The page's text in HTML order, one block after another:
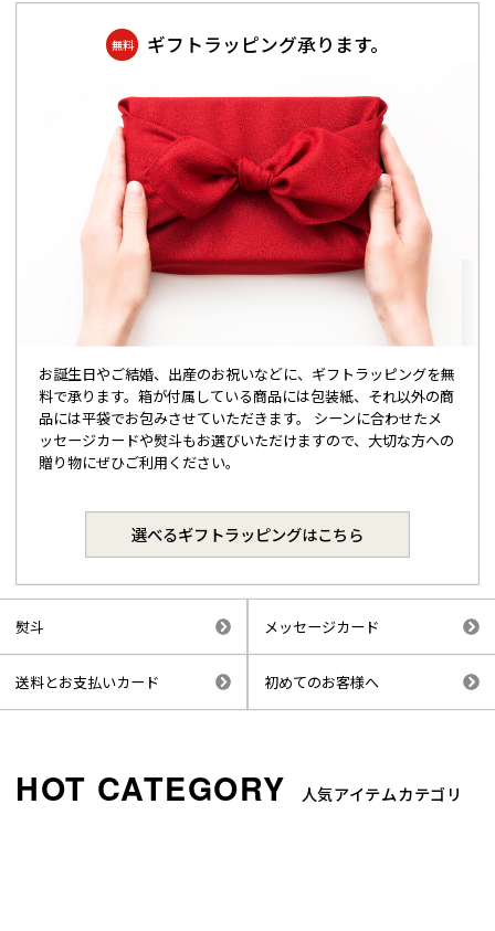
無料 ギフトラッピング承ります。
お誕生日やご結婚、出産のお祝いなどに、ギフトラッピングを無
料で承ります。箱が付属している商品には包装紙、それ以外の商
品には平袋でお包みさせていただきます。 シーンに合わせたメ
ッセージカードや熨斗もお選びいただけますので、大切な方への
贈り物にぜひご利用ください。
選べるギフトラッピングはこちら
熨斗 メッセージカード
送料とお支払いカード 初めてのお客様へ
人気アイテムカテゴリ